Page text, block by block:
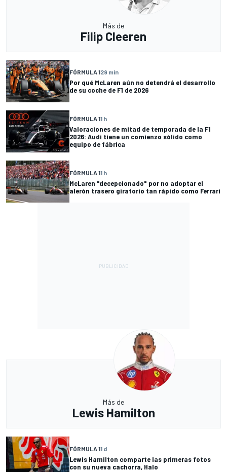
Más de
Filip Cleeren
FÓRMULA 129 min
Por qué McLaren aún no detendrá el desarrollo
de su coche de F1 de 2026
FÓRMULA 11 h
Valoraciones de mitad de temporada de la F1
2026: Audi tiene un comienzo sólido como
equipo de fábrica
FÓRMULA 11 h
McLaren "decepcionado" por no adoptar el
alerón trasero giratorio tan rápido como Ferrari
Más de
Lewis Hamilton
FÓRMULA 11 d
Lewis Hamilton comparte las primeras fotos
con su nueva cachorra, Halo